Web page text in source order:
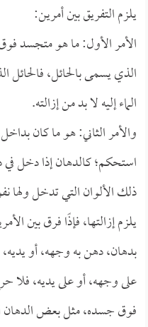
يلزم التفريق بين أمرين:
الأمر الأول: ما هو متجسد
الذي يسمى بالحائل،
الماء إليه لا بد من إزالته.
والأمر الثاني: هو ما كان
استحكم؛ كالدهان إذا دخل في
ذلك الألوان التي تدخل ولها
يلزم إزالتها، فإذًا فرق بين
بدهان، دهن به وجهه، أو
على وجهه، أو على يديه، فلا
فوق جسده، مثل بعض الدهان